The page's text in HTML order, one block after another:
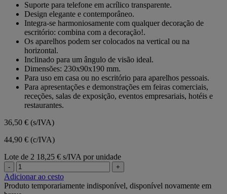
estrelas.
Suporte para telefone em acrílico transparente.
Design elegante e contemporâneo.
Integra-se harmoniosamente com qualquer decoração de
escritório: combina com a decoração!.
Os aparelhos podem ser colocados na vertical ou na
horizontal.
Inclinado para um ângulo de visão ideal.
Dimensões: 230x90x190 mm.
Para uso em casa ou no escritório para aparelhos pessoais.
Para apresentações e demonstrações em feiras comerciais,
receções, salas de exposição, eventos empresariais, hotéis e
restaurantes.
36,50 € (s/IVA)
44,90 € (c/IVA)
Lote de 2 18,25 € s/IVA por unidade
- +
Adicionar ao cesto
Produto temporariamente indisponível, disponível novamente em